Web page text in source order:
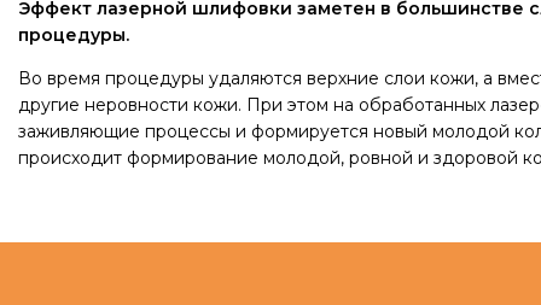
Эффект лазерной шлифовки заметен в большинстве
процедуры.
Во время процедуры удаляются верхние слои кожи, а
другие неровности кожи. При этом на обработанных
заживляющие процессы и формируется новый молодой
происходит формирование молодой, ровной и здоровой